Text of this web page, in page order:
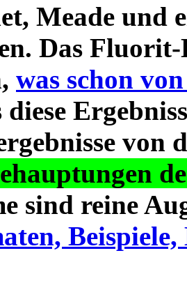
Meade und
Das
was schon
diese
von
sind reine
Beispiele,